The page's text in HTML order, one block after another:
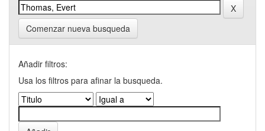
Comenzar nueva busqueda
Añadir filtros:
Usa los filtros para afinar la busqueda.